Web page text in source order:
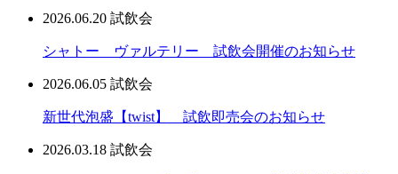
2026.06.20 試飲会
シャトー ヴァルテリー 試飲会開催のお知らせ
2026.06.05 試飲会
新世代泡盛【twist】 試飲即売会のお知らせ
2026.03.18 試飲会